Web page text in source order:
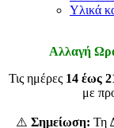
Υλικά
Αλλαγή
Τις ημέρες 14 έως
με
⚠️ Σημείωση: Τη